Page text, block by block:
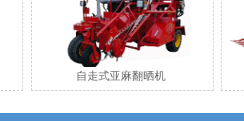
/
自走式亚麻翻晒机